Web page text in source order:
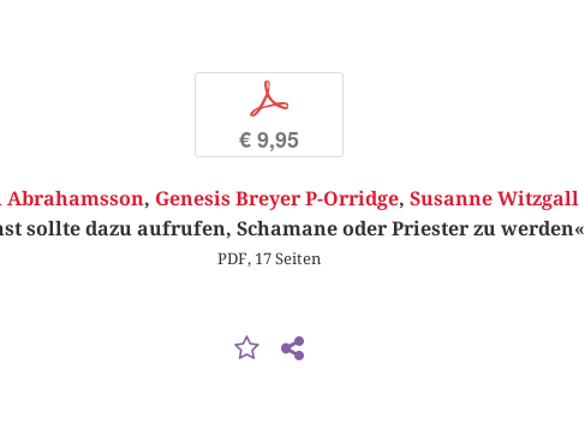
p
€ 9,95
Abrahamsson, Genesis Breyer P-Orridge, Susanne Witzgall
sollte dazu aufrufen, Schamane oder Priester zu werden«
PDF, 17 Seiten